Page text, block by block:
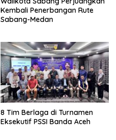
Kembali Penerbangan Rute
Sabang-Medan
8 Tim Berlaga di Turnamen
Eksekutif PSSI Banda Aceh